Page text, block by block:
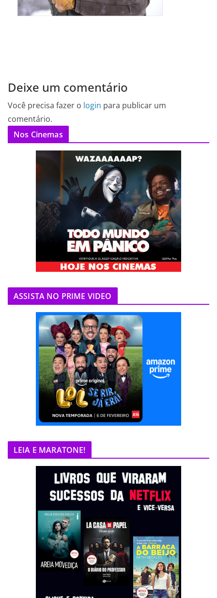
Deixe um comentário
Você precisa fazer o login para publicar um
comentário.
Nos Cinemas
ASSISTA NO PRIME VIDEO
LEIA E MARATONE!